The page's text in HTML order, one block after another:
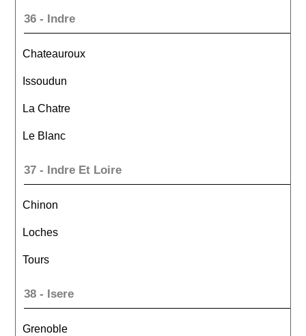
36 - Indre
Chateauroux
Issoudun
La Chatre
Le Blanc
37 - Indre Et Loire
Chinon
Loches
Tours
38 - Isere
Grenoble